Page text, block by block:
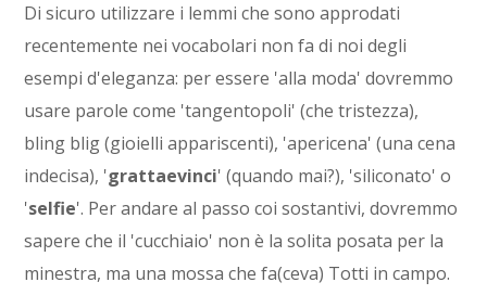
Di sicuro utilizzare i lemmi che sono approdati
recentemente nei vocabolari non fa di noi degli
esempi d'eleganza: per essere 'alla moda' dovremmo
usare parole come 'tangentopoli' (che tristezza),
bling blig (gioielli appariscenti), 'apericena' (una cena
indecisa), 'grattaevinci' (quando mai?), 'siliconato' o
'selfie'. Per andare al passo coi sostantivi, dovremmo
sapere che il 'cucchiaio' non è la solita posata per la
minestra, ma una mossa che fa(ceva) Totti in campo.